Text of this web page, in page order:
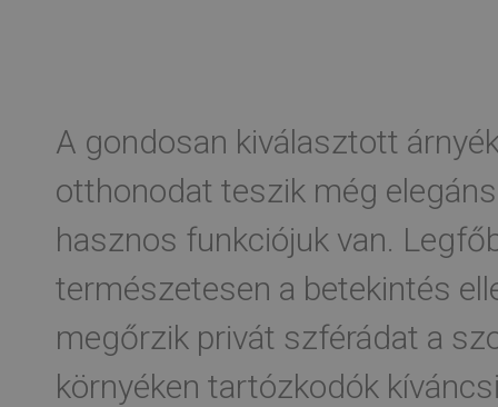
A gondosan kiválasztott
otthonodat teszik még
hasznos funkciójuk van.
természetesen a betekintés
megőrzik privát szférádat a
környéken tartózkodók